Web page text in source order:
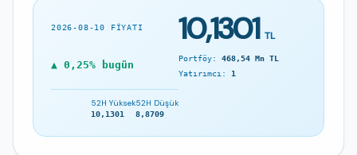
2026-08-10 FIYATI 10,1301 TL
▲ 0,25% bugün
Portföy: 468,54 Mn TL
Yatırımcı: 1
52H Yüksek
10,1301
52H Düşük
8,8709